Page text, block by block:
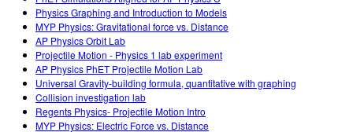
Physics Graphing and Introduction to Models
MYP Physics: Gravitational force vs. Distance
AP Physics Orbit Lab
Projectile Motion - Physics 1 lab experiment
AP Physics PhET Projectile Motion Lab
Universal Gravity-building formula, quantitative with graphing
Collision investigation lab
Regents Physics- Projectile Motion Intro
MYP Physics: Electric Force vs. Distance